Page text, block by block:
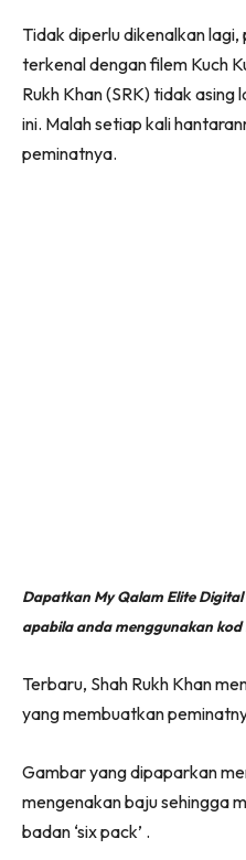
Tidak diperlu dikenalkan
terkenal dengan filem Kuch
Rukh Khan (SRK) tidak
ini. Malah setiap kali
peminatnya.
Dapatkan My Qalam Elite Digital
apabila anda menggunakan kod
Terbaru, Shah Rukh Khan
yang membuatkan
Gambar yang dipaparkan
mengenakan baju sehingga
badan ‘six pack’ .